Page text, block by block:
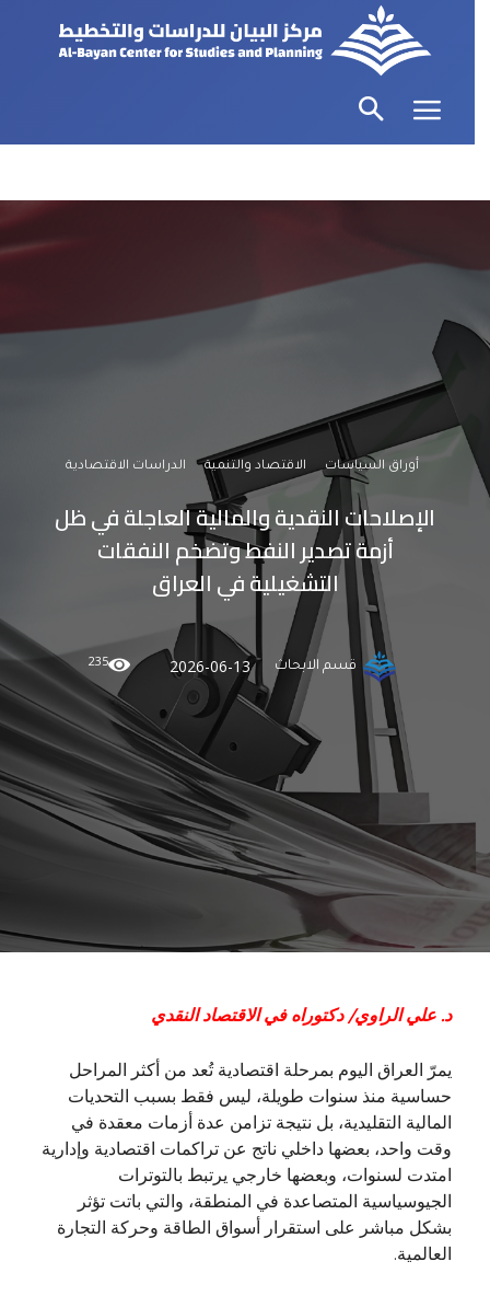
أوراق السياسات الاقتصاد والتنمية الدراسات الاقتصادية
الإصلاحات النقدية والمالية العاجلة في ظل
أزمة تصدير النفط وتضخم النفقات
التشغيلية في العراق
قسم الابحاث 2026-06-13
235
د. علي الراوي/ دكتوراه في الاقتصاد النقدي
يمرّ العراق اليوم بمرحلة اقتصادية تُعد من أكثر المراحل
حساسية منذ سنوات طويلة، ليس فقط بسبب التحديات
المالية التقليدية، بل نتيجة تزامن عدة أزمات معقدة في
وقت واحد، بعضها داخلي ناتج عن تراكمات اقتصادية وإدارية
امتدت لسنوات، وبعضها خارجي يرتبط بالتوترات
الجيوسياسية المتصاعدة في المنطقة، والتي باتت تؤثر
بشكل مباشر على استقرار أسواق الطاقة وحركة التجارة
العالمية.